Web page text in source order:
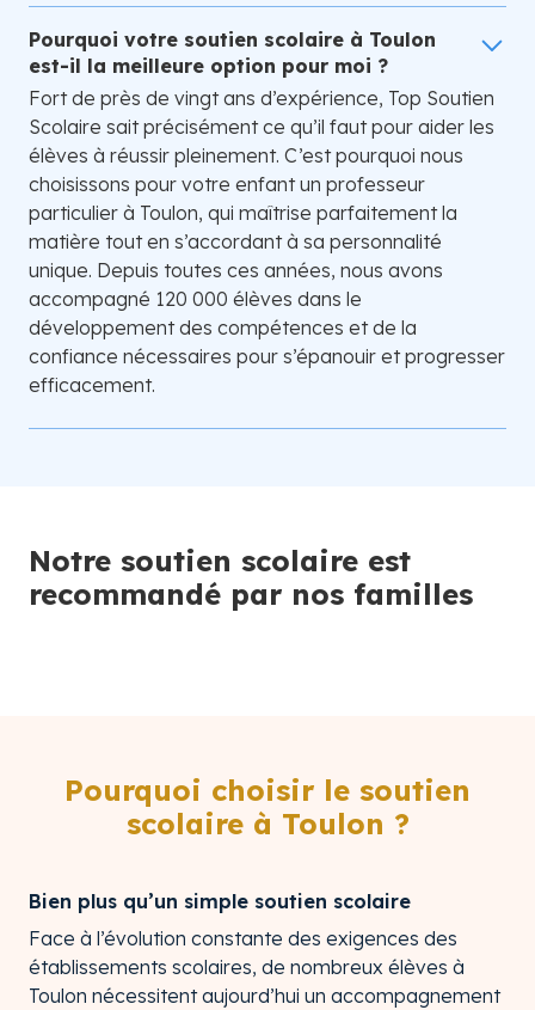
Pourquoi votre soutien scolaire à Toulon
est-il la meilleure option pour moi ?
Fort de près de vingt ans d’expérience, Top Soutien
Scolaire sait précisément ce qu’il faut pour aider les
élèves à réussir pleinement. C’est pourquoi nous
choisissons pour votre enfant un professeur
particulier à Toulon, qui maîtrise parfaitement la
matière tout en s’accordant à sa personnalité
unique. Depuis toutes ces années, nous avons
accompagné 120 000 élèves dans le
développement des compétences et de la
confiance nécessaires pour s’épanouir et progresser
efficacement.
Notre soutien scolaire est
recommandé par nos familles
Pourquoi choisir le soutien
scolaire à Toulon ?
Bien plus qu’un simple soutien scolaire
Face à l’évolution constante des exigences des
établissements scolaires, de nombreux élèves à
Toulon nécessitent aujourd’hui un accompagnement